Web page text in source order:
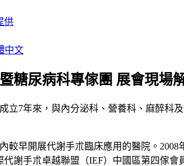
供
中文
糖尿病科專傢團 展會現場
7年來，與內分泌科、營養科、麻醉科及
早開展代謝手朮臨床應用的醫院。2008
代謝手朮卓越聯盟（IEF）中國區第四傢會